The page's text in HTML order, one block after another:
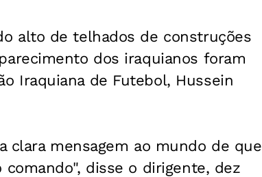
alto de telhados de construções
dos iraquianos foram
Iraquiana de Futebol, Hussein
clara mensagem ao mundo de que
disse o dirigente, dez